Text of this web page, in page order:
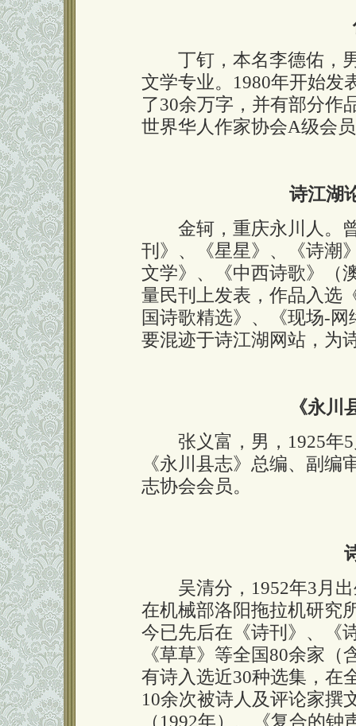
丁钉，本名李德佑，男
文学专业。1980年开始发
了30余万字，并有部分作
世界华人作家协会A级会
诗江湖
金轲，重庆永川人。曾
刊》、《星星》、《诗潮
文学》、《中西诗歌》（
量民刊上发表，作品入选
国诗歌精选》、《现场-
要混迹于诗江湖网站，为
《永川
张义富，男，1925年5
《永川县志》总编、副
志协会会员。
吴清分，1952年3月出
在机械部洛阳拖拉机研究
今已先后在《诗刊》、《
《草草》等全国80余家
有诗入选近30种选集，在
10余次被诗人及评论家撰
（1992年）、《复合的